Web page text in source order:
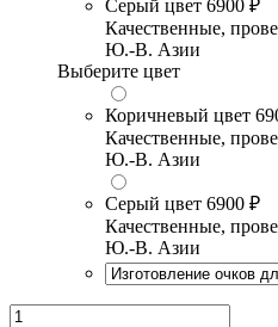
Серый цвет 6900 ₽
Качественные,
Ю.-В. Азии
Выберите цвет
Коричневый цвет
Качественные,
Ю.-В. Азии
Серый цвет 6900 ₽
Качественные,
Ю.-В. Азии